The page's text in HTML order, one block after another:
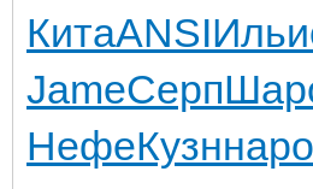
КитаANSIИльи
JameСерп
НефеКузннаро